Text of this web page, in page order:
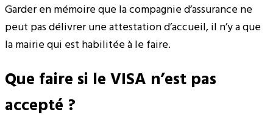
Garder en mémoire que la compagnie d’assurance ne
peut pas délivrer une attestation d’accueil, il n’y a que
la mairie qui est habilitée à le faire.
Que faire si le VISA n’est pas
accepté ?